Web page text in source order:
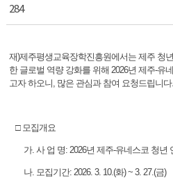
284
재)제주평생교육장학진흥원에서는 제주 청
한 글로벌 역량 강화를 위해 2026년 제주-유
고자 하오니, 많은 관심과 참여 요청드립니다.
□ 모집개요
가. 사 업 명: 2026년 제주-유네스코 청년
나. 모집기간: 2026. 3. 10.(화) ~ 3. 27.(금)